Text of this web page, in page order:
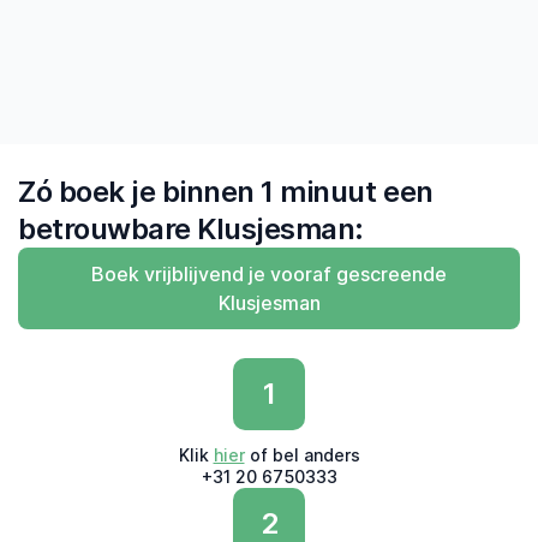
Zó boek je binnen 1 minuut een
betrouwbare Klusjesman:
Boek vrijblijvend je vooraf gescreende
Klusjesman
1
Klik hierof bel anders
+31 20 6750333
2